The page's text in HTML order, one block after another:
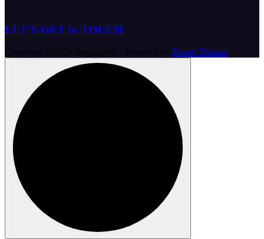
LET’S GET In TOUCH
Copyright © 2026 thegadgetly | Powered by Desert Themes